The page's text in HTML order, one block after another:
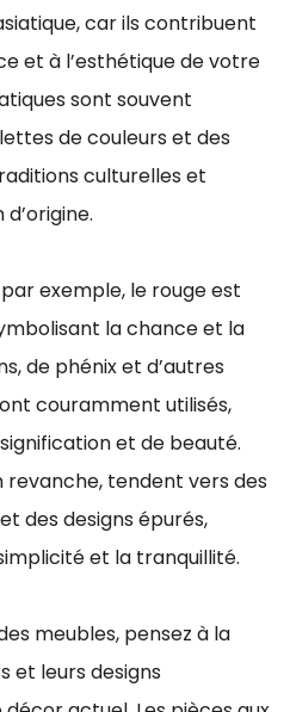
car ils contribuent
et à l’esthétique de votre
sont souvent
de couleurs et des
culturelles et
exemple, le rouge est
la chance et la
de phénix et d’autres
couramment utilisés,
et de beauté.
revanche, tendent vers des
des designs épurés,
et la tranquillité.
meubles, pensez à la
et leurs designs